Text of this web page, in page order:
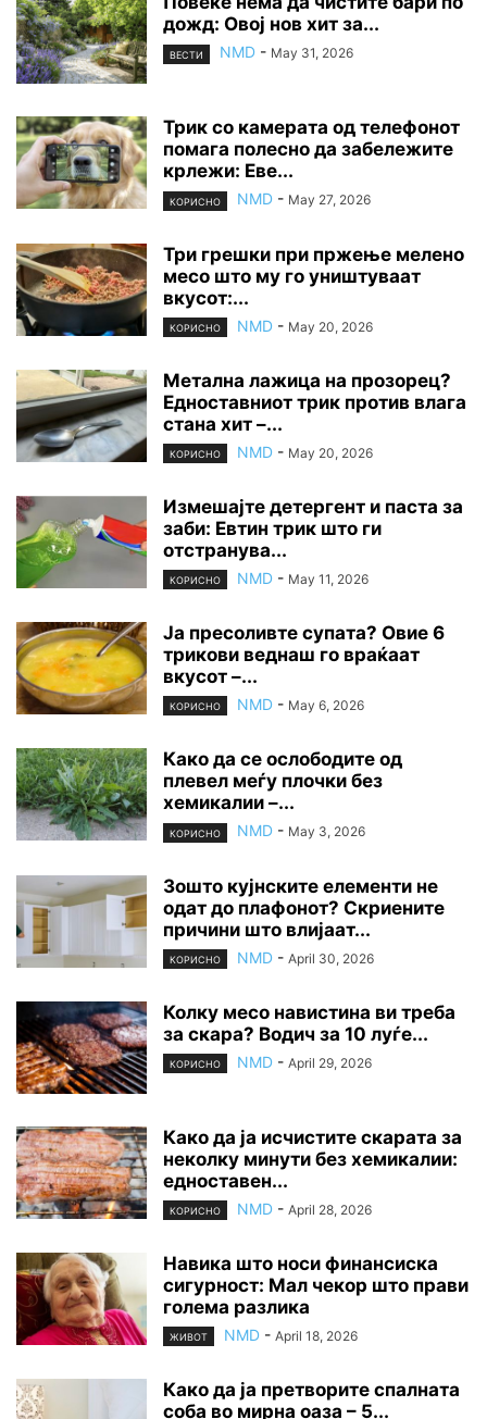
дожд: Овој нов хит за...
ВЕСТИ NMD - May 31, 2026
Трик со камерата од телефонот
помага полесно да забележите
крлежи: Еве...
КОРИСНО NMD - May 27, 2026
Три грешки при пржење мелено
месо што му го уништуваат
вкусот:...
КОРИСНО NMD - May 20, 2026
Метална лажица на прозорец?
Едноставниот трик против влага
стана хит –...
КОРИСНО NMD - May 20, 2026
Измешајте детергент и паста за
заби: Евтин трик што ги
отстранува...
КОРИСНО NMD - May 11, 2026
Ја пресоливте супата? Овие 6
трикови веднаш го враќаат
вкусот –...
КОРИСНО NMD - May 6, 2026
Како да се ослободите од
плевел меѓу плочки без
хемикалии –...
КОРИСНО NMD - May 3, 2026
Зошто кујнските елементи не
одат до плафонот? Скриените
причини што влијаат...
КОРИСНО NMD - April 30, 2026
Колку месо навистина ви треба
за скара? Водич за 10 луѓе...
КОРИСНО NMD - April 29, 2026
Како да ја исчистите скарата за
неколку минути без хемикалии:
едноставен...
КОРИСНО NMD - April 28, 2026
Навика што носи финансиска
сигурност: Мал чекор што прави
голема разлика
ЖИВОТ NMD - April 18, 2026
Како да ја претворите спалната
соба во мирна оаза – 5...